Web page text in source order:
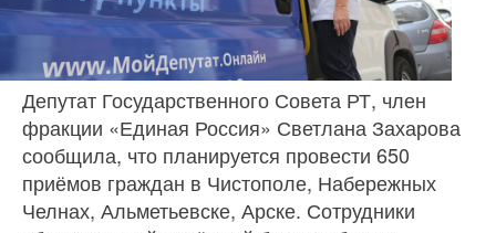
Депутат Государственного Совета РТ, член
фракции «Единая Россия» Светлана Захарова
сообщила, что планируется провести 650
приёмов граждан в Чистополе, Набережных
Челнах, Альметьевске, Арске. Сотрудники